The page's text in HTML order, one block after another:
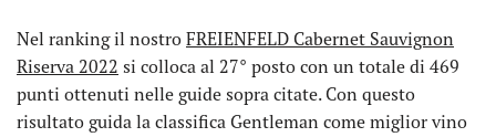
Nel ranking il nostro FREIENFELD Cabernet Sauvignon
Riserva 2022 si colloca al 27° posto con un totale di 469
punti ottenuti nelle guide sopra citate. Con questo
risultato guida la classifica Gentleman come miglior vino